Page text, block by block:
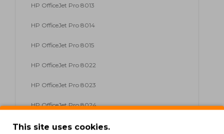
HP OfficeJet Pro 8013
HP OfficeJet Pro 8014
HP OfficeJet Pro 8015
HP OfficeJet Pro 8022
HP OfficeJet Pro 8023
HP OfficeJet Pro 8024
HP OfficeJet Pro 8025
This site uses cookies.